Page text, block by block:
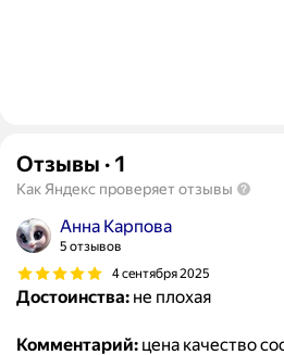
Отзывы · 1
Как Яндекс проверяет отзывы
Анна Карпова
5 отзывов
4 сентября 2025
Достоинства: не плохая
Комментарий: цена качество